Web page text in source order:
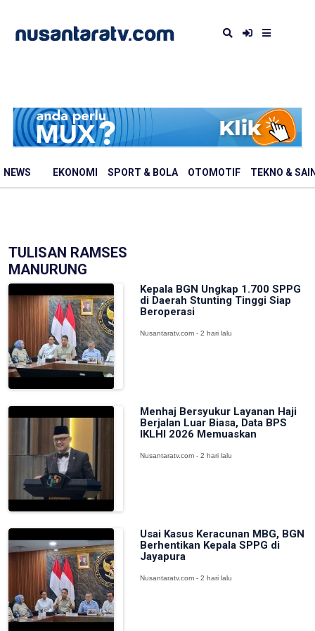
NEWS EKONOMI SPORT & BOLA OTOMOTIF TEKNO &
TULISAN RAMSES
MANURUNG
Kepala BGN Ungkap 1.700 SPPG
di Daerah Stunting Tinggi Siap
Beroperasi
Nusantaratv.com - 2 hari lalu
Menhaj Bersyukur Layanan Haji
Berjalan Luar Biasa, Data BPS
IKLHI 2026 Memuaskan
Nusantaratv.com - 2 hari lalu
Usai Kasus Keracunan MBG, BGN
Berhentikan Kepala SPPG di
Jayapura
Nusantaratv.com - 2 hari lalu